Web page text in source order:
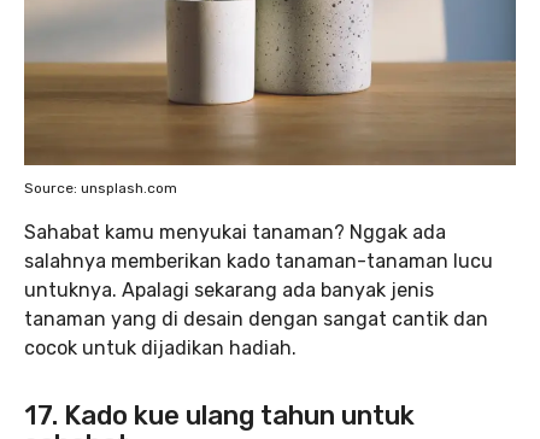
Source: unsplash.com
Sahabat kamu menyukai tanaman? Nggak ada
salahnya memberikan kado tanaman-tanaman lucu
untuknya. Apalagi sekarang ada banyak jenis
tanaman yang di desain dengan sangat cantik dan
cocok untuk dijadikan hadiah.
17. Kado kue ulang tahun untuk